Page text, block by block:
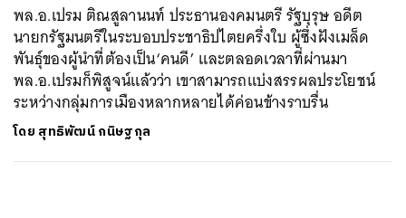
พล.อ.เปรม ติณสูลานนท์ ประธานองคมนตรี รัฐบุรุษ อดีต
นายกรัฐมนตรีในระบอบประชาธิปไตยครึ่งใบ ผู้ซึ่งฝังเมล็ด
พันธุ์ของผู้นำที่ต้องเป็น‘คนดี’ และตลอดเวลาที่ผ่านมา
พล.อ.เปรมก็พิสูจน์แล้วว่า เขาสามารถแบ่งสรรผลประโยชน์
ระหว่างกลุ่มการเมืองหลากหลายได้ค่อนข้างราบรื่น
โดย สุทธิพัฒน์ กนิษฐกุล